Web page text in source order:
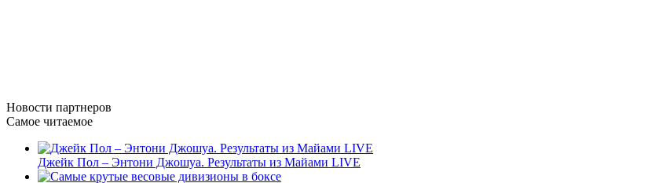
Новости партнеров
Самое читаемое
Джейк Пол – Энтони Джошуа. Результаты из Майами LIVE